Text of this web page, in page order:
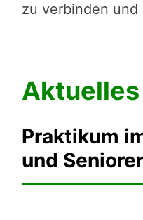
zu verbinden
Aktuelles
Praktikum
und